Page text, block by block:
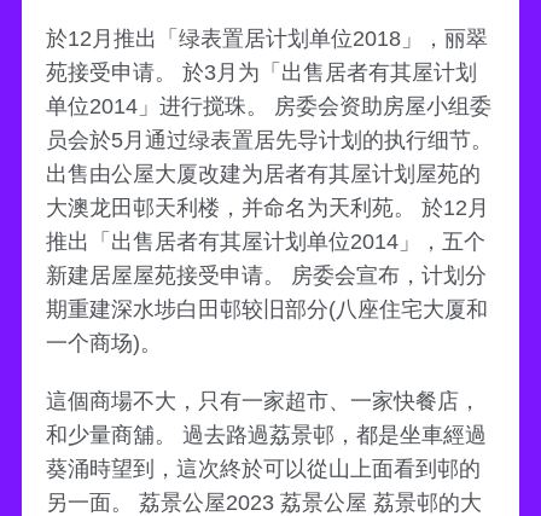
於12月推出「绿表置居计划单位2018」，丽翠
苑接受申请。 於3月为「出售居者有其屋计划
单位2014」进行搅珠。 房委会资助房屋小组委
员会於5月通过绿表置居先导计划的执行细节。
出售由公屋大厦改建为居者有其屋计划屋苑的
大澳龙田邨天利楼，并命名为天利苑。 於12月
推出「出售居者有其屋计划单位2014」，五个
新建居屋屋苑接受申请。 房委会宣布，计划分
期重建深水埗白田邨较旧部分(八座住宅大厦和
一个商场)。
這個商場不大，只有一家超市、一家快餐店，
和少量商舖。 過去路過荔景邨，都是坐車經過
葵涌時望到，這次終於可以從山上面看到邨的
另一面。 荔景公屋2023 荔景公屋 荔景邨的大